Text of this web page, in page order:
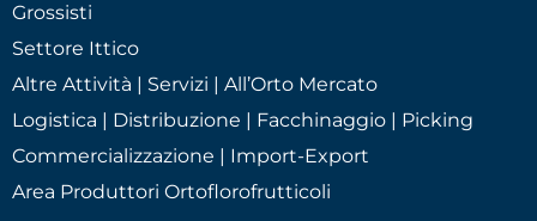
Grossisti
Settore Ittico
Altre Attività | Servizi | All’Orto Mercato
Logistica | Distribuzione | Facchinaggio | Picking
Commercializzazione | Import-Export
Area Produttori Ortoflorofrutticoli